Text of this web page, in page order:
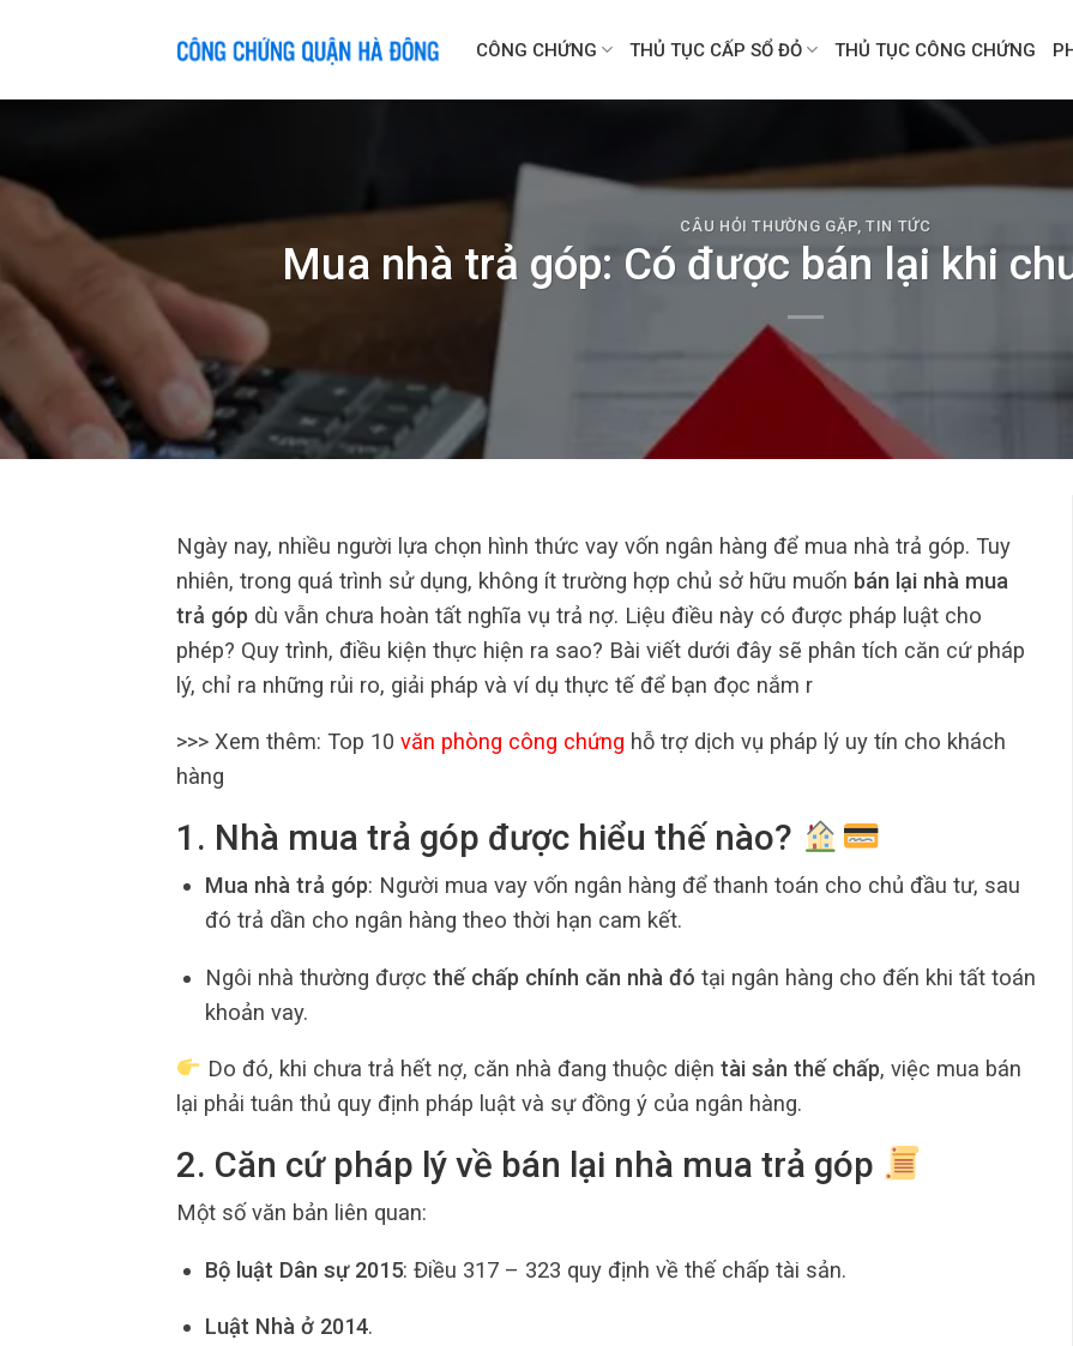
CÔNG CHỨNG THỦ TỤC CẤP SỔ ĐỎ THỦ TỤC CÔNG CHỨNG
CÂU HỎI THƯỜNG GẶP,TIN TỨC
Mua nhà trả góp: Có được bán lại khi
Ngày nay, nhiều người lựa chọn hình thức vay vốn ngân hàng để mua nhà trả góp. Tuy
nhiên, trong quá trình sử dụng, không ít trường hợp chủ sở hữu muốn bán lại nhà mua
trả góp dù vẫn chưa hoàn tất nghĩa vụ trả nợ. Liệu điều này có được pháp luật cho
phép? Quy trình, điều kiện thực hiện ra sao? Bài viết dưới đây sẽ phân tích căn cứ pháp
lý, chỉ ra những rủi ro, giải pháp và ví dụ thực tế để bạn đọc nắm r
>>> Xem thêm: Top 10 văn phòng công chứng hỗ trợ dịch vụ pháp lý uy tín cho khách
hàng
1. Nhà mua trả góp được hiểu thế nào?
Mua nhà trả góp: Người mua vay vốn ngân hàng để thanh toán cho chủ đầu tư, sau
đó trả dần cho ngân hàng theo thời hạn cam kết.
Ngôi nhà thường được thế chấp chính căn nhà đó tại ngân hàng cho đến khi tất toán
khoản vay.
Do đó, khi chưa trả hết nợ, căn nhà đang thuộc diện tài sản thế chấp, việc mua bán
lại phải tuân thủ quy định pháp luật và sự đồng ý của ngân hàng.
2. Căn cứ pháp lý về bán lại nhà mua trả góp
Một số văn bản liên quan:
Bộ luật Dân sự 2015: Điều 317 – 323 quy định về thế chấp tài sản.
Luật Nhà ở 2014.